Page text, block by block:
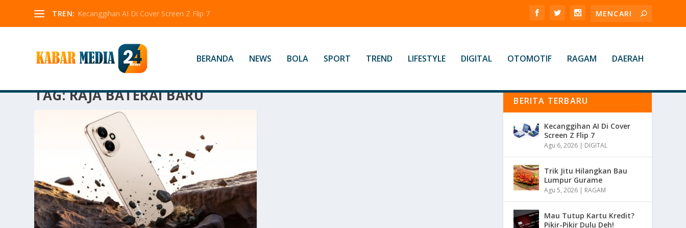
TREN: Kecanggihan AI Di Cover Screen Z Flip 7
BERANDA NEWS BOLA SPORT TREND LIFESTYLE DIGITAL OTOMOTIF RAGAM DAERAH
TAG:RAJA BATERAI BARU BERITA TERBARU
Kecanggihan AI Di Cover
Screen Z Flip 7
Agu 6, 2026 | DIGITAL
Trik Jitu Hilangkan Bau
Lumpur Gurame
Agu 5, 2026 | RAGAM
Mau Tutup Kartu Kredit?
Pikir-Pikir Dulu Deh!